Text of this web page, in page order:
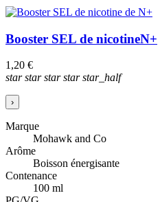
Booster SEL de nicotineN+
1,20 €
starstarstarstarstar_half
›
Marque
Mohawk and Co
Arôme
Boisson énergisante
Contenance
100 ml